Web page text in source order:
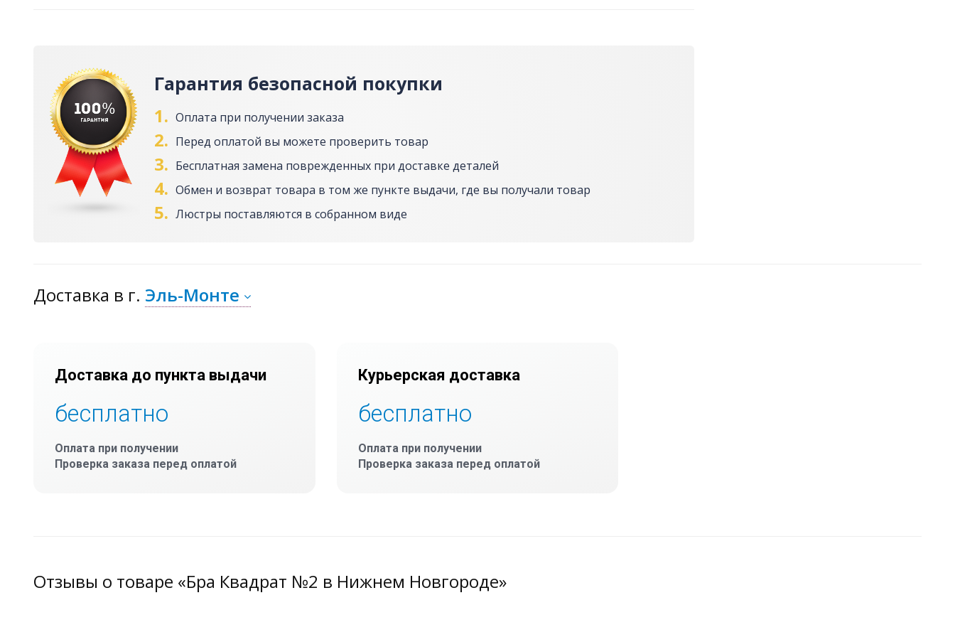
Гарантия безопасной покупки
1. Оплата при получении заказа
2. Перед оплатой вы можете проверить товар
3. Бесплатная замена поврежденных при доставке деталей
4. Обмен и возврат товара в том же пункте выдачи, где вы получали товар
5. Люстры поставляются в собранном виде
Доставка в г. Эль-Монте
Доставка до пункта выдачи
бесплатно
Оплата при получении
Проверка заказа перед оплатой
Курьерская доставка
бесплатно
Оплата при получении
Проверка заказа перед оплатой
Отзывы о товаре «Бра Квадрат №2 в Нижнем Новгороде»